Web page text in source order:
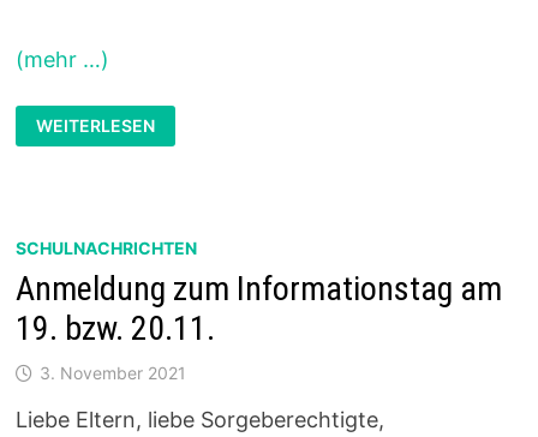
(mehr …)
INFORMATIONSANGEBOT
ONLINE
WEITERLESEN
SCHULNACHRICHTEN
Anmeldung zum Informationstag am
19. bzw. 20.11.
3. November 2021
Liebe Eltern, liebe Sorgeberechtigte,